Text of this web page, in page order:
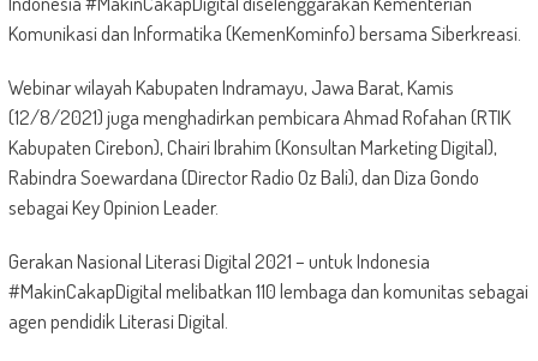
Komunikasi dan Informatika (KemenKominfo) bersama Siberkreasi.
Webinar wilayah Kabupaten Indramayu, Jawa Barat, Kamis
(12/8/2021) juga menghadirkan pembicara Ahmad Rofahan (RTIK
Kabupaten Cirebon), Chairi Ibrahim (Konsultan Marketing Digital),
Rabindra Soewardana (Director Radio Oz Bali), dan Diza Gondo
sebagai Key Opinion Leader.
Gerakan Nasional Literasi Digital 2021 – untuk Indonesia
#MakinCakapDigital melibatkan 110 lembaga dan komunitas sebagai
agen pendidik Literasi Digital.